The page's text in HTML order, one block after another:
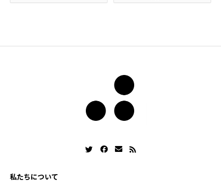
私たちについて